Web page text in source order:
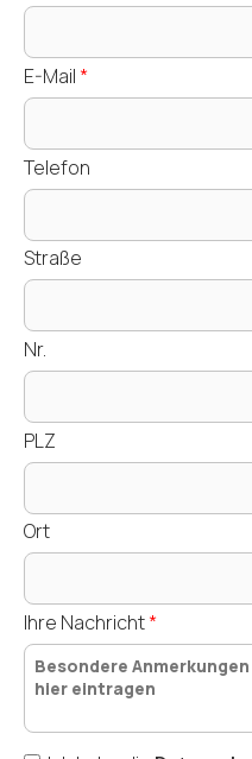
E-Mail *
Telefon
Straße
Nr.
PLZ
Ort
Ihre Nachricht*